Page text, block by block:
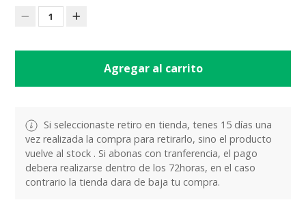
1
Agregar al carrito
Si seleccionaste retiro en tienda, tenes 15 días una
vez realizada la compra para retirarlo, sino el producto
vuelve al stock . Si abonas con tranferencia, el pago
debera realizarse dentro de los 72horas, en el caso
contrario la tienda dara de baja tu compra.